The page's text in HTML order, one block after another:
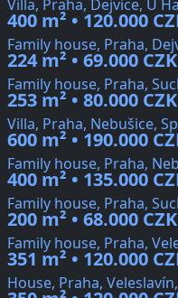
Villa, Praha, Dejvice, U
400 m² • 120.000
Family house, Praha,
224 m² • 69.000 CZK
Family house, Praha,
253 m² • 80.000 CZK
Villa, Praha, Nebušice,
600 m² • 190.000
Family house, Praha,
400 m² • 135.000
Family house, Praha,
200 m² • 68.000 CZK
Family house, Praha,
351 m² • 120.000
House, Praha,